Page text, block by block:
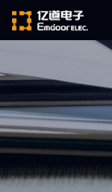
公司简介
发展历程
企业文化
ARM